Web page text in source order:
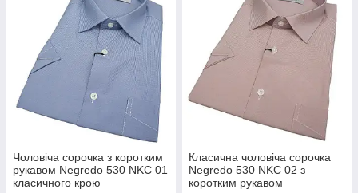
Чоловіча сорочка з коротким
рукавом Negredo 530 NKC 01
класичного крою
Класична чоловіча сорочка
Negredo 530 NKC 02 з
коротким рукавом